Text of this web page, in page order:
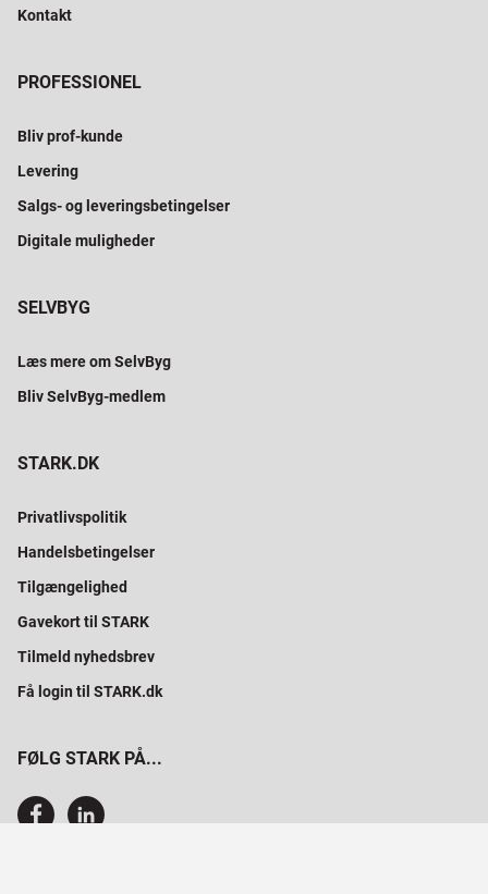
Kontakt
PROFESSIONEL
Bliv prof-kunde
Levering
Salgs- og leveringsbetingelser
Digitale muligheder
SELVBYG
Læs mere om SelvByg
Bliv SelvByg-medlem
STARK.DK
Privatlivspolitik
Handelsbetingelser
Tilgængelighed
Gavekort til STARK
Tilmeld nyhedsbrev
Få login til STARK.dk
FØLG STARK PÅ...